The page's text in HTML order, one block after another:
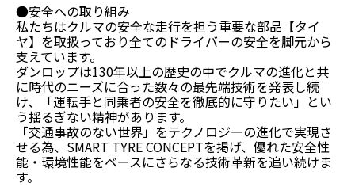
●安全への取り組み
私たちはクルマの安全な走行を担う重要な部品【タイ
ヤ】を取扱っており全てのドライバーの安全を脚元から
支えています。
ダンロップは130年以上の歴史の中でクルマの進化と共
に時代のニーズに合った数々の最先端技術を発表し続
け、「運転手と同乗者の安全を徹底的に守りたい」とい
う揺るぎない精神があります。
「交通事故のない世界」をテクノロジーの進化で実現さ
せる為、SMART TYRE CONCEPTを掲げ、優れた安全性
能・環境性能をベースにさらなる技術革新を追い続けま
す。